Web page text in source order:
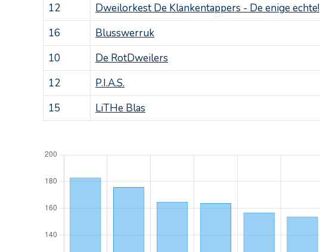
12
Dweilorkest De Klankentappers - De enige echte!
16
Blusswerruk
10
De RotDweilers
12
P.I.A.S.
15
LiTHe Blas